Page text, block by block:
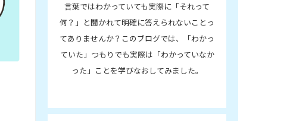
言葉ではわかっていても実際に「それって
何？」と聞かれて明確に答えられないことっ
てありませんか？このブログでは、「わかっ
ていた」つもりでも実際は「わかっていなか
った」ことを学びなおしてみました。